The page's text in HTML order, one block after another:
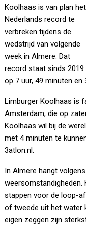
Koolhaas is van plan het
Nederlands record te
verbreken tijdens de
wedstrijd van volgende
week in Almere. Dat
record staat sinds 2019
op 7 uur, 49 minuten en
Limburger Koolhaas is
Amsterdam, die op
Koolhaas wil bij de
met 4 minuten te
3atlon.nl.
In Almere hangt
weersomstandigheden.
stappen voor de loop-
of tweede uit het water
eigen zeggen zijn